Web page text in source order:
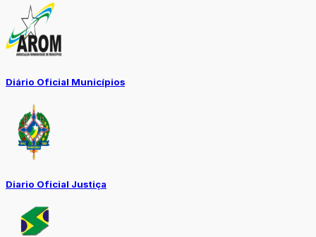
Diário Oficial Municípios
Diario Oficial Justiça